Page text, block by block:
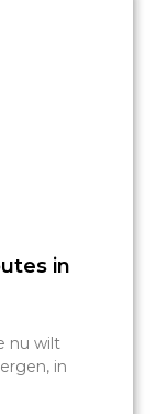
in
nu wilt
in